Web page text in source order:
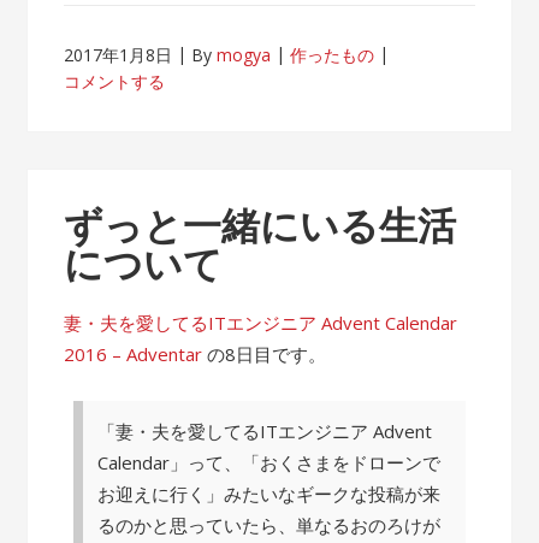
2017年1月8日 Bymogya
作ったもの
コメントする
ずっと一緒にいる生活
について
妻・夫を愛してるITエンジニア Advent Calendar
2016 – Adventar の8日目です。
「妻・夫を愛してるITエンジニア Advent
Calendar」って、「おくさまをドローンで
お迎えに行く」みたいなギークな投稿が来
るのかと思っていたら、単なるおのろけが